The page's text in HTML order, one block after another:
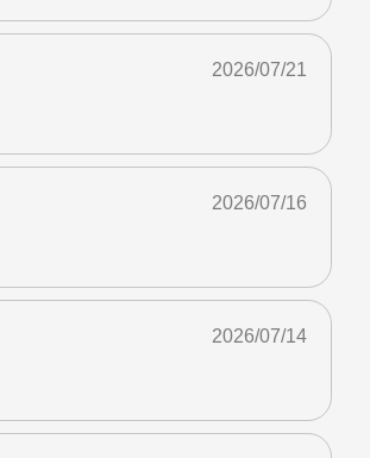
2026/07/21
2026/07/16
2026/07/14